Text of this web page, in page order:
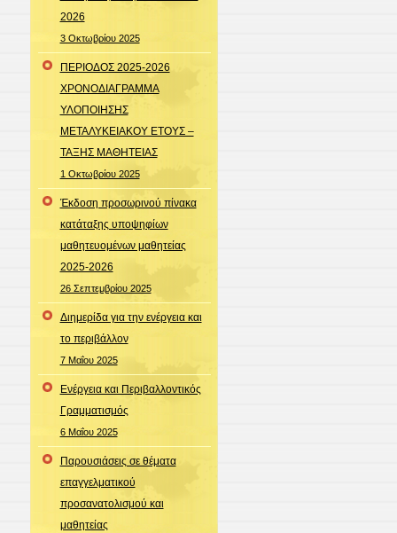
2026
3 Οκτωβρίου 2025
ΠΕΡΙΟΔΟΣ 2025-2026
ΧΡΟΝΟΔΙΑΓΡΑΜΜΑ
ΥΛΟΠΟΙΗΣΗΣ
ΜΕΤΑΛΥΚΕΙΑΚΟΥ ΕΤΟΥΣ –
ΤΑΞΗΣ ΜΑΘΗΤΕΙΑΣ
1 Οκτωβρίου 2025
Έκδοση προσωρινού πίνακα
κατάταξης υποψηφίων
μαθητευομένων μαθητείας
2025-2026
26 Σεπτεμβρίου 2025
Διημερίδα για την ενέργεια και
το περιβάλλον
7 Μαΐου 2025
Ενέργεια και Περιβαλλοντικός
Γραμματισμός
6 Μαΐου 2025
Παρουσιάσεις σε θέματα
επαγγελματικού
προσανατολισμού και
μαθητείας